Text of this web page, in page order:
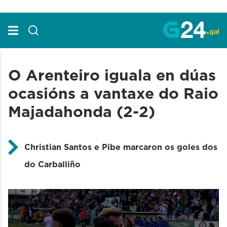
O Arenteiro iguala en dúas
ocasións a vantaxe do Raio
Majadahonda (2-2)
Christian Santos e Pibe marcaron os goles dos
do Carballiño